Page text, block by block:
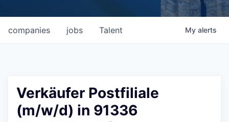
jobs
companies Talent My alerts
Verkäufer Postfiliale
(m/w/d) in 91336